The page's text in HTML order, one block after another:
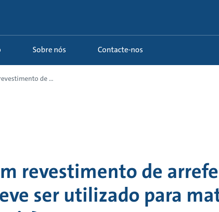
Sobre nós Contacte-nos
de ...
revestimento de
ser utilizado para